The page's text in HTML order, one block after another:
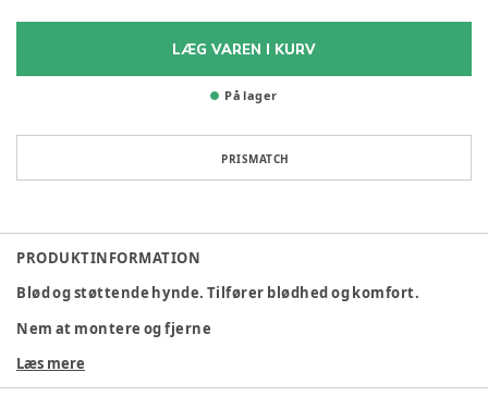
LÆG VAREN I KURV
På lager
PRISMATCH
PRODUKTINFORMATION
Blød og støttende hynde. Tilfører blødhed og komfort.
Nem at montere og fjerne
Kompatibel med alle Tripp Trapp® stole med eller uden Tripp
Trapp® Baby Set™
Læs mere